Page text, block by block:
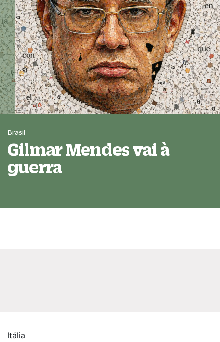
Brasil
Gilmar Mendes vai à
guerra
Itália